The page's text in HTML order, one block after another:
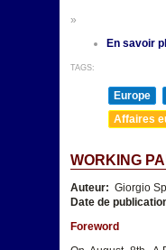
»
En savoir
TAGS:
Europe
Affaires
WORKING
Auteur: Giorgio
Date de
Foreword